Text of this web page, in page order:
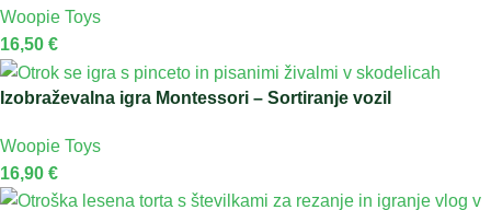
Woopie Toys
16,50 €
Izobraževalna igra Montessori – Sortiranje vozil
Woopie Toys
16,90 €